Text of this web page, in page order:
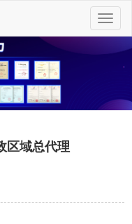
切
换
区域总代理